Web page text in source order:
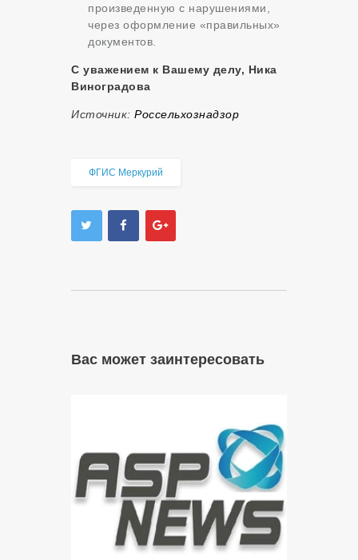
произведенную с нарушениями,
через оформление «правильных»
документов.
С уважением к Вашему делу, Ника
Виноградова
Источник: Россельхознадзор
ФГИС Меркурий
Вас может заинтересовать